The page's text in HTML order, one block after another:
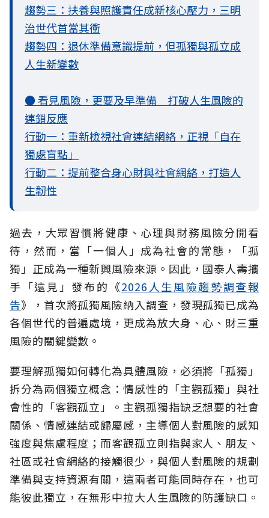
趨勢三：扶養與照護責任成新核心壓力，三明
治世代首當其衝
趨勢四：退休準備意識提前，但孤獨與孤立成
人生新變數
● 看見風險，更要及早準備 打破人生風險的
連鎖反應
行動一：重新檢視社會連結網絡，正視「自在
獨處盲點」
行動二：提前整合身心財與社會網絡，打造人
生韌性
過去，大眾習慣將健康、心理與財務風險分開看
待，然而，當「一個人」成為社會的常態，「孤
獨」正成為一種新興風險來源。因此，國泰人壽攜
手「遠見」發布的《2026人生風險趨勢調查報
告》，首次將孤獨風險納入調查，發現孤獨已成為
各個世代的普遍處境，更成為放大身、心、財三重
風險的關鍵變數。
要理解孤獨如何轉化為具體風險，必須將「孤獨」
拆分為兩個獨立概念：情感性的「主觀孤獨」與社
會性的「客觀孤立」。主觀孤獨指缺乏想要的社會
關係、情感連結或歸屬感，主導個人對風險的感知
強度與焦慮程度；而客觀孤立則指與家人、朋友、
社區或社會網絡的接觸很少，與個人對風險的規劃
準備與支持資源有關，這兩者可能同時存在，也可
能彼此獨立，在無形中拉大人生風險的防護缺口。